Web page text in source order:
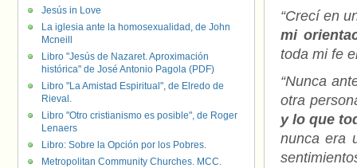
“Crecí en
mi
toda mi fe
“Nunca
otra
y lo que
nunca era
Jesús in Love
La iglesia ante la homosexualidad, de John
Mcneill
Libro "Jesús de Nazaret. Aproximación
histórica" de José Antonio Pagola (PDF)
Libro "La Amistad Espiritual", de Elredo de
Rieval.
Libro "Otro cristianismo es posible", de Roger
Lenaers
Libro: Sobre la Opción por los Pobres.
Metropolitan Community Churches. MCC.